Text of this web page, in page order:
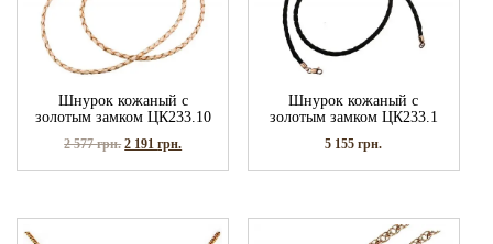
Шнурок кожаный с
золотым замком ЦК233.10
2 577грн. 2 191грн.
Шнурок кожаный с
золотым замком ЦК233.1
5 155грн.